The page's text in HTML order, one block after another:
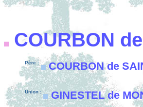
COURBON
Père : COURBON de
Union : GINESTEL de